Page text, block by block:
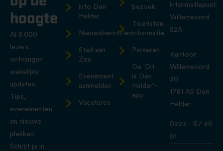
hoogte
Al 5.000
lezers
ontvangen
wekelijks
updates.
Tips,
evenementen
en nieuwe
plekken.
Schrijf je in
info Den
Helder
Nieuwsberichten
Stad aan
Zee
Evenement
aanmelden
Vacatures
bezoek
Toeristen
informatie
Parkeren
De 'Dit
is Den
Helder'-
app
informatiepunt:
Willemsoord
52A
Kantoor:
Willemsoord
30
1781 AS Den
Helder
0223 - 67 46
01